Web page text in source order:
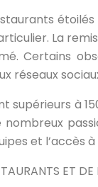
La
Certains
réseaux
supérieurs à
et l’accès
ET